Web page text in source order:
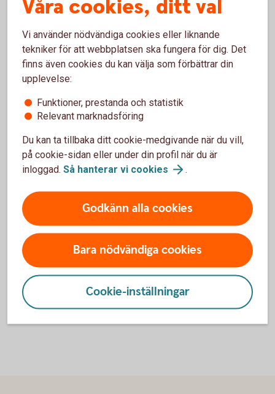
Vilka kort går att använda med Samsung Pay?
Är det säkert att betala med Samsung Pay?
Hur betalar jag med Samsung Pay?
Har du frågor om Samsung
Pay?
Om du har frågor eller funderingar om hur Samsung
Pay fungerar, vänd dig till Samsung för mer
information.
www.samsung.com/se/
Våra cookies, ditt val
Vi använder nödvändiga cookies eller liknande
tekniker för att webbplatsen ska fungera för dig. Det
finns även cookies du kan välja som förbättrar din
upplevelse:
Funktioner, prestanda och statistik
Relevant marknadsföring
Du kan ta tillbaka ditt cookie-medgivande när du vill,
på cookie-sidan eller under din profil när du är
inloggad. Så hanterar vi cookies .
Godkänn alla cookies
Bara nödvändiga cookies
Cookie-inställningar